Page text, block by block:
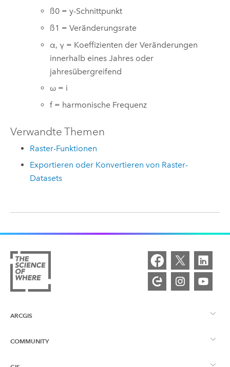
ß0 = y-Schnittpunkt
ß1 = Veränderungsrate
α, γ = Koeffizienten der Veränderungen
innerhalb eines Jahres oder
jahresübergreifend
ω = i
f = harmonische Frequenz
Verwandte Themen
Raster-Funktionen
Exportieren oder Konvertieren von Raster-
Datasets
ARCGIS
ArcGIS – Überblick
COMMUNITY